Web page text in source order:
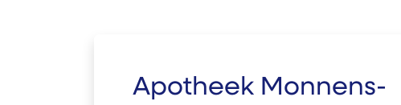
Apotheek Monnens-